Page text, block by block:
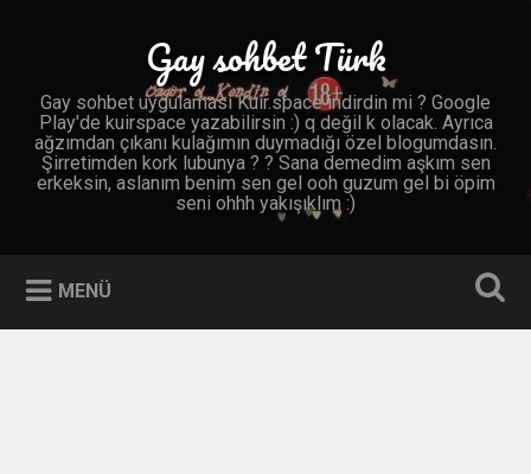
Gay sohbet Türk
Gay sohbet uygulaması Kuir.space indirdin mi ? Google
Play'de kuirspace yazabilirsin :) q değil k olacak. Ayrıca
ağzımdan çıkanı kulağımın duymadığı özel blogumdasın.
Şirretimden kork lubunya ? ? Sana demedim aşkım sen
erkeksin, aslanım benim sen gel ooh guzum gel bi öpim
seni ohhh yakışıklım :)
MENÜ